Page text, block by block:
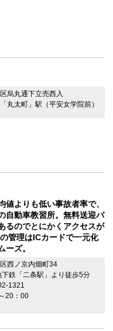
烏丸通下立売西入
丸太町」駅（平安女学院前）
値よりも低い事故者率で、
自動車教習所。無料送迎バ
るのでとにかくアクセスが
管理はICカードで一元化
ーズ。
西ノ京内畑町34
鉄「二条駅」より徒歩5分
1321
20：00